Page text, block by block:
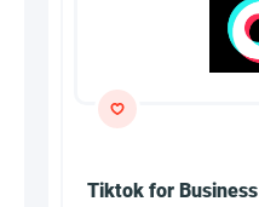
Tiktok for Business